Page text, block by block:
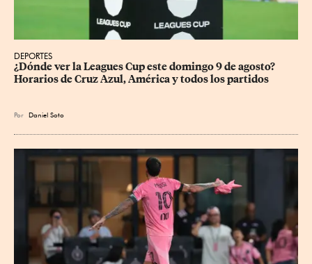
DEPORTES
¿Dónde ver la Leagues Cup este domingo 9 de agosto?
Horarios de Cruz Azul, América y todos los partidos
Por Daniel Soto